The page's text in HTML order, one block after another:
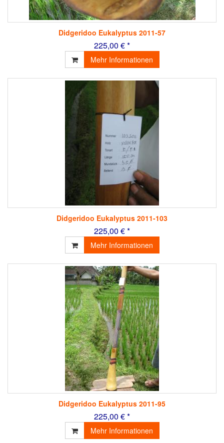
Didgeridoo Eukalyptus 2011-57
225,00 € *
Mehr Informationen
Didgeridoo Eukalyptus 2011-103
225,00 € *
Mehr Informationen
Didgeridoo Eukalyptus 2011-95
225,00 € *
Mehr Informationen